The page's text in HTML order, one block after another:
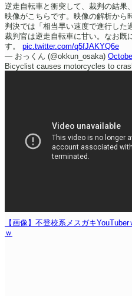
逆走自転車と衝突して、裁判の結果
映像がこちらです。映像の解析から
判決では「相当早い速度で進行した
裁判官は逆走自転車に甘い。 なお既
す。 pic.twitter.com/q5fJAKYQ6e
— おっくん (@okkun_osaka)
Bicyclist causes motorcycles to
【画像】不登校系メスガキ
ｗ